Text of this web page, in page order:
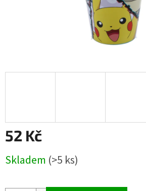
52 Kč
cena:
Skladem (>5 ks)